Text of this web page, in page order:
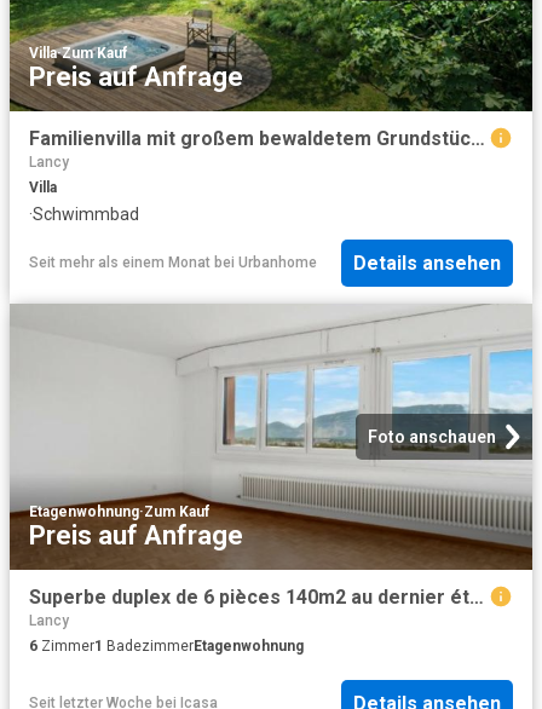
Villa·Zum Kauf
Preis auf Anfrage
Familienvilla mit großem bewaldetem Grundstück, beheiztem Schwimmbad und Jacuzzi
Lancy
Villa
·Schwimmbad
Seit mehr als einem Monat bei Urbanhome Details ansehen
Foto anschauen
Etagenwohnung·Zum Kauf
Preis auf Anfrage
Superbe duplex de 6 pièces 140m2 au dernier étage à Onex
Lancy
6 Zimmer1 BadezimmerEtagenwohnung
Seit letzter Woche bei Icasa Details ansehen